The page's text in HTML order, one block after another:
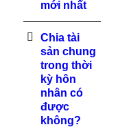
mới nhất
Chia tài
sản chung
trong thời
kỳ hôn
nhân có
được
không?